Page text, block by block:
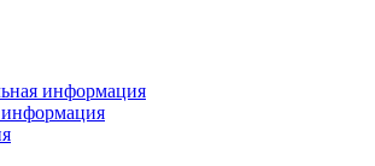
информация